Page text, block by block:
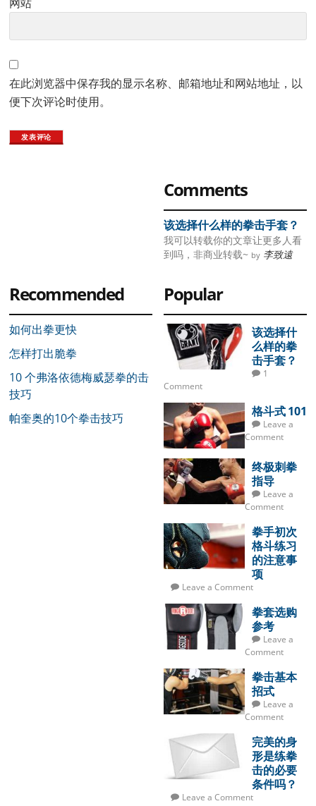
在此浏览器中保存我的显示名称、邮箱地址和网站地址，以
便下次评论时使用。
Comments
该选择什么样的拳击手套？
我可以转载你的文章让更多人看
到吗，非商业转载~ by 李致遠
Recommended
如何出拳更快
怎样打出脆拳
10 个弗洛依德梅威瑟拳的击
技巧
帕奎奥的10个拳击技巧
Popular
该选择什
么样的拳
击手套？
1
Comment
格斗式 101
Leave a
Comment
终极刺拳
指导
Leave a
Comment
拳手初次
格斗练习
的注意事
项
Leave a Comment
拳套选购
参考
Leave a
Comment
拳击基本
招式
Leave a
Comment
完美的身
形是练拳
击的必要
条件吗？
Leave a Comment